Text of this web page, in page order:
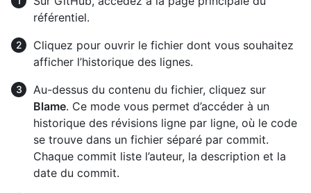
référentiel.
Cliquez pour ouvrir le fichier dont vous souhaitez
afficher l’historique des lignes.
Au-dessus du contenu du fichier, cliquez sur
Blame. Ce mode vous permet d’accéder à un
historique des révisions ligne par ligne, où le code
se trouve dans un fichier séparé par commit.
Chaque commit liste l’auteur, la description et la
date du commit.